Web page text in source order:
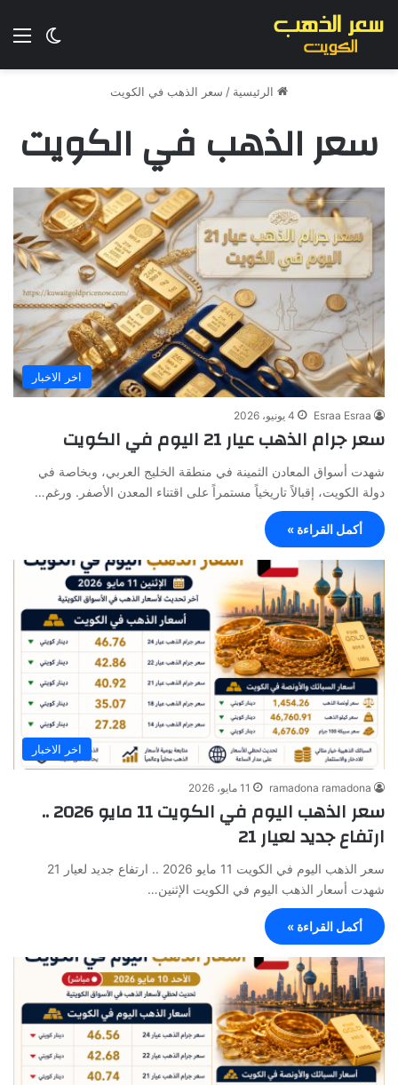
الوضع
الرئيسية / سعر الذهب في الكويت
سعر الذهب في الكويت
اخر الاخبار
Esraa Esraa 4 يونيو، 2026
سعر جرام الذهب عيار 21 اليوم في الكويت
شهدت أسواق المعادن الثمينة في منطقة الخليج العربي، وبخاصة في
دولة الكويت، إقبالاً تاريخياً مستمراً على اقتناء المعدن الأصفر. ورغم…
أكمل القراءة »
اخر الاخبار
ramadona ramadona 11 مايو، 2026
سعر الذهب اليوم في الكويت 11 مايو 2026 ..
ارتفاع جديد لعيار 21
سعر الذهب اليوم في الكويت 11 مايو 2026 .. ارتفاع جديد لعيار 21
شهدت أسعار الذهب اليوم في الكويت الإثنين…
أكمل القراءة »